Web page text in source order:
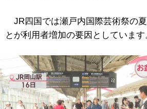
JR四国では瀬戸内国際芸術祭の
とが利用者増加の要因としています